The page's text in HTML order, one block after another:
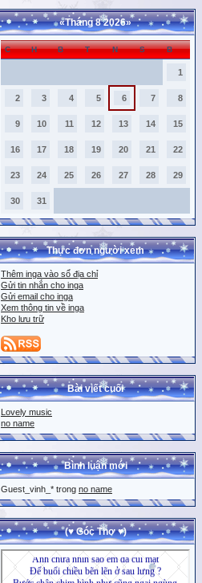
«Tháng 8 2026»
C H B T N S B
1
2 3 4 5 6 7 8
9 10 11 12 13 14 15
16 17 18 19 20 21 22
23 24 25 26 27 28 29
30 31
Thực đơn người xem
Thêm inga vào sổ địa chỉ
Gửi tin nhắn cho inga
Gửi email cho inga
Xem thông tin về inga
Kho lưu trữ
Bài viết cuối
Lovely music
no name
Bình luận mới
Guest_vinh_* trong no name
(♥ Góc Thơ ♥)